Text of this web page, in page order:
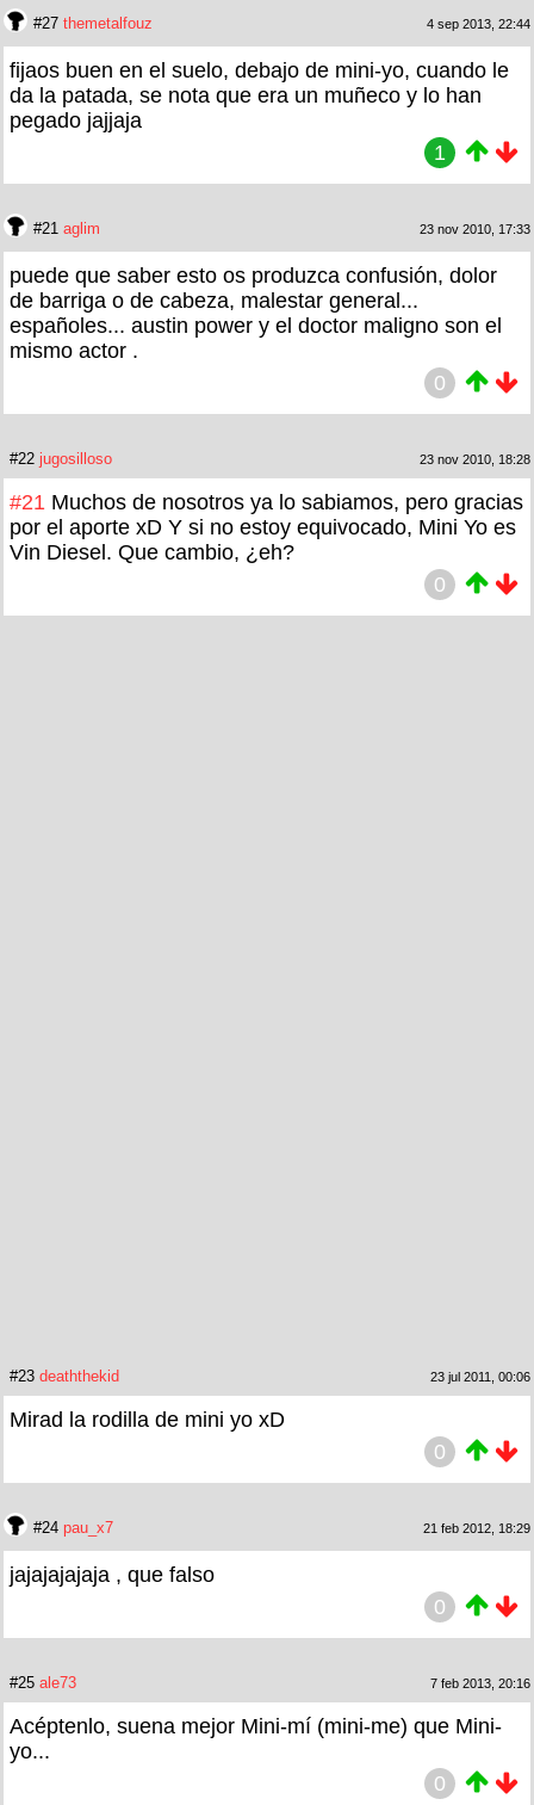
#27 themetalfouz 4 sep 2013, 22:44
fijaos buen en el suelo, debajo de mini-yo, cuando le
da la patada, se nota que era un muñeco y lo han
pegado jajjaja
1
#21 aglim 23 nov 2010, 17:33
puede que saber esto os produzca confusión, dolor
de barriga o de cabeza, malestar general...
españoles... austin power y el doctor maligno son el
mismo actor .
0
#22 jugosilloso 23 nov 2010, 18:28
#21 Muchos de nosotros ya lo sabiamos, pero gracias
por el aporte xD Y si no estoy equivocado, Mini Yo es
Vin Diesel. Que cambio, ¿eh?
0
#23 deaththekid 23 jul 2011, 00:06
Mirad la rodilla de mini yo xD
0
#24 pau_x7 21 feb 2012, 18:29
jajajajajaja , que falso
0
#25 ale73 7 feb 2013, 20:16
Acéptenlo, suena mejor Mini-mí (mini-me) que Mini-
yo...
0